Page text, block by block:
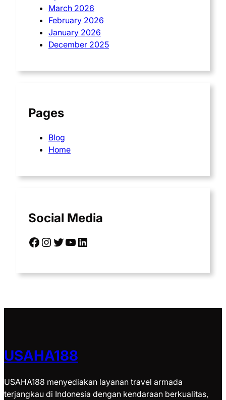
March 2026
February 2026
January 2026
December 2025
Pages
Blog
Home
Social Media
Facebook Instagram Twitter YouTube LinkedIn
USAHA188
USAHA188 menyediakan layanan travel armada
terjangkau di Indonesia dengan kendaraan berkualitas,